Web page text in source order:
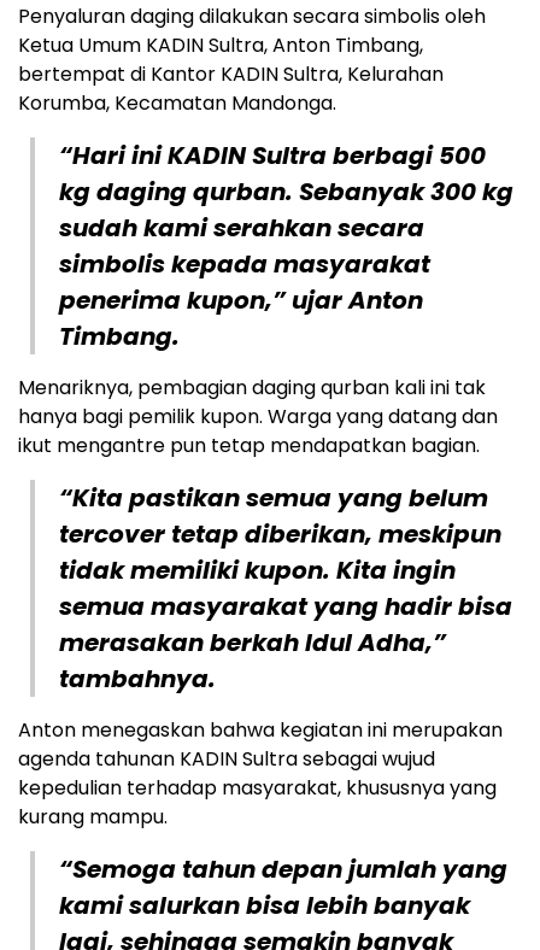
Penyaluran daging dilakukan secara simbolis oleh
Ketua Umum KADIN Sultra, Anton Timbang,
bertempat di Kantor KADIN Sultra, Kelurahan
Korumba, Kecamatan Mandonga.
“Hari ini KADIN Sultra berbagi 500
kg daging qurban. Sebanyak 300 kg
sudah kami serahkan secara
simbolis kepada masyarakat
penerima kupon,” ujar Anton
Timbang.
Menariknya, pembagian daging qurban kali ini tak
hanya bagi pemilik kupon. Warga yang datang dan
ikut mengantre pun tetap mendapatkan bagian.
“Kita pastikan semua yang belum
tercover tetap diberikan, meskipun
tidak memiliki kupon. Kita ingin
semua masyarakat yang hadir bisa
merasakan berkah Idul Adha,”
tambahnya.
Anton menegaskan bahwa kegiatan ini merupakan
agenda tahunan KADIN Sultra sebagai wujud
kepedulian terhadap masyarakat, khususnya yang
kurang mampu.
“Semoga tahun depan jumlah yang
kami salurkan bisa lebih banyak
lagi, sehingga semakin banyak